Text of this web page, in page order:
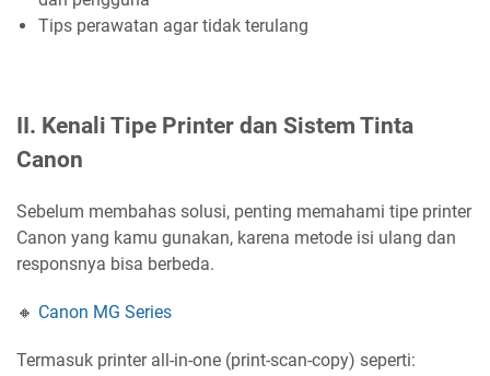
Tips perawatan agar tidak terulang
II. Kenali Tipe Printer dan Sistem Tinta
Canon
Sebelum membahas solusi, penting memahami tipe printer
Canon yang kamu gunakan, karena metode isi ulang dan
responsnya bisa berbeda.
🔸 Canon MG Series
Termasuk printer all-in-one (print-scan-copy) seperti: